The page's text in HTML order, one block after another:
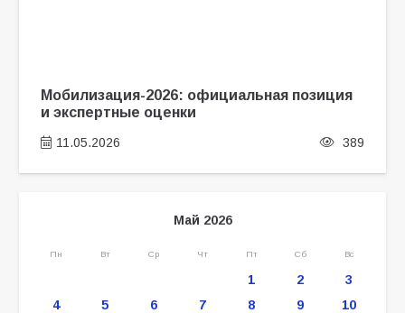
Мобилизация-2026: официальная позиция
и экспертные оценки
11.05.2026 389
Май 2026
Пн Вт Ср Чт Пт Сб Вс
1 2
3
4
5 6 7 8 9 10